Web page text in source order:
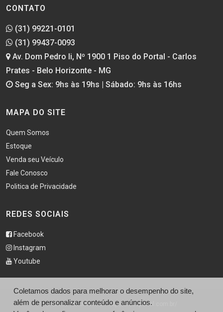
CONTATO
(31) 99221-0101
(31) 99437-0093
Av. Dom Pedro Ii, Nº 1900 1 Piso do Portal - Carlos
Prates - Belo Horizonte - MG
Seg a Sex: 9hs às 19hs | Sábado: 9hs às 16hs
MAPA DO SITE
Quem Somos
Estoque
Venda seu Veículo
Fale Conosco
Politica de Privacidade
REDES SOCIAIS
Facebook
Instagram
Youtube
© Bless Automóveis - http://blessportal.com.br/
Coletamos dados para melhorar o desempenho do site,
além de personalizar conteúdo e anúncios.